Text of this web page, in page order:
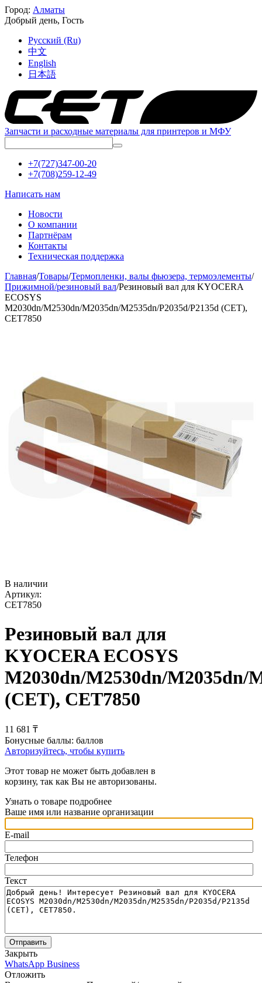
Город: Алматы
Добрый день, Гость
Русский (Ru)
中文
English
日本語
Запчасти и расходные материалы для принтеров и МФУ
+7(727)347-00-20
+7(708)259-12-49
Написать нам
Новости
О компании
Партнёрам
Контакты
Техническая поддержка
Главная/Товары/Термопленки, валы фьюзера, термоэлементы/
Прижимной/резиновый вал/Резиновый вал для KYOCERA
ECOSYS
M2030dn/M2530dn/M2035dn/M2535dn/P2035d/P2135d (CET),
CET7850
В наличии
Артикул:
CET7850
Резиновый вал для
KYOCERA ECOSYS
M2030dn/M2530dn/M2035dn/
(CET), CET7850
11 681 ₸
Бонусные баллы: баллов
Авторизуйтесь, чтобы купить
Этот товар не может быть добавлен в
корзину, так как Вы не авторизованы.
Узнать о товаре подробнее
Ваше имя или название организации
E-mail
Телефон
Текст
Отправить
Закрыть
WhatsApp Business
Отложить